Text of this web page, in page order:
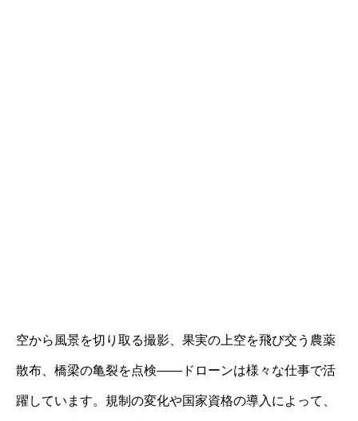
空から風景を切り取る撮影、果実の上空を飛び交う農薬
散布、橋梁の亀裂を点検――ドローンは様々な仕事で活
躍しています。規制の変化や国家資格の導入によって、